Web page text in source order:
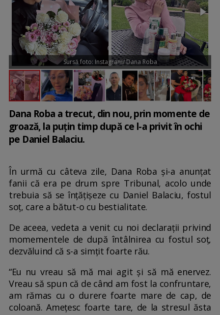
Sursă foto: Instagram/ Dana Roba
Dana Roba a trecut, din nou, prin momente de
groază, la puțin timp după ce l-a privit în ochi
pe Daniel Balaciu.
În urmă cu câteva zile, Dana Roba și-a anunțat
fanii că era pe drum spre Tribunal, acolo unde
trebuia să se înțățișeze cu Daniel Balaciu, fostul
soț, care a bătut-o cu bestialitate.
De aceea, vedeta a venit cu noi declarații privind
momementele de după întâlnirea cu fostul soț,
dezvăluind că s-a simțit foarte rău.
“Eu nu vreau să mă mai agit și să mă enervez.
Vreau să spun că de când am fost la confruntare,
am rămas cu o durere foarte mare de cap, de
coloană. Amețesc foarte tare, de la stresul ăsta